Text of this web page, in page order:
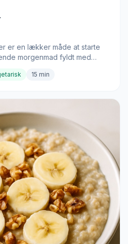
er en lækker måde at starte
morgenmad fyldt med
15 min